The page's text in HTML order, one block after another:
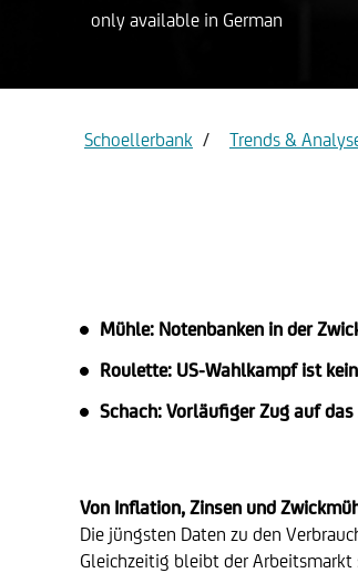
only available in German
Schoellerbank Trends &
Mühle: Notenbanken in der
Roulette: US-Wahlkampf ist
Schach: Vorläufiger Zug auf das
Von Inflation, Zinsen und
Die jüngsten Daten zu den
Gleichzeitig bleibt der Arbeitsmarkt